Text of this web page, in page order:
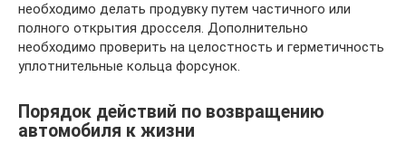
необходимо делать продувку путем частичного или
полного открытия дросселя. Дополнительно
необходимо проверить на целостность и герметичность
уплотнительные кольца форсунок.
Порядок действий по возвращению
автомобиля к жизни